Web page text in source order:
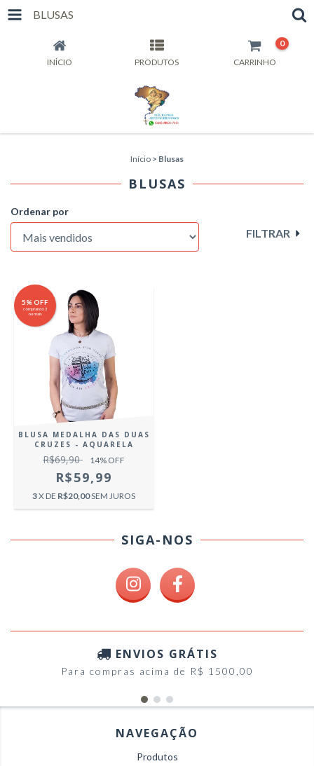
BLUSAS
INÍCIO PRODUTOS CARRINHO
0
Início > Blusas
BLUSAS
Ordenar por
FILTRAR
5% OFF
comprando 3
ou mais
BLUSA MEDALHA DAS DUAS
CRUZES - AQUARELA
R$69,90 14% OFF
R$59,99
3X DE R$20,00SEM JUROS
SIGA-NOS
ENVIOS GRÁTIS
Para compras acima de R$ 1500,00
NAVEGAÇÃO
Produtos